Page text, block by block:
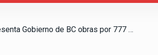
/ Presenta Gobierno de BC obras por 777 MDP para el Valle Mexicali